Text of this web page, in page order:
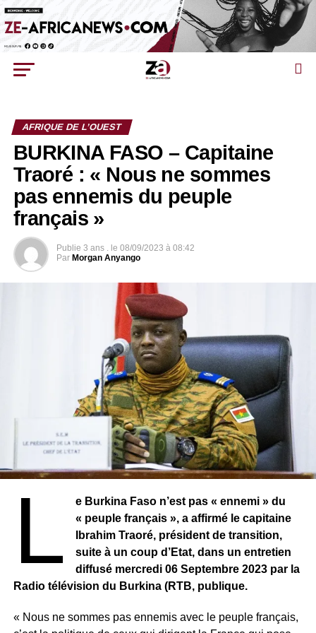
AFRIQUE DE L’OUEST
BURKINA FASO – Capitaine
Traoré : « Nous ne sommes
pas ennemis du peuple
français »
Publie 3 ans . le 08/09/2023 à 08:42
Par Morgan Anyango
L
e Burkina Faso n’est pas « ennemi » du
« peuple français », a affirmé le capitaine
Ibrahim Traoré, président de transition,
suite à un coup d’Etat, dans un entretien
diffusé mercredi 06 Septembre 2023 par la
Radio télévision du Burkina (RTB, publique.
« Nous ne sommes pas ennemis avec le peuple français,